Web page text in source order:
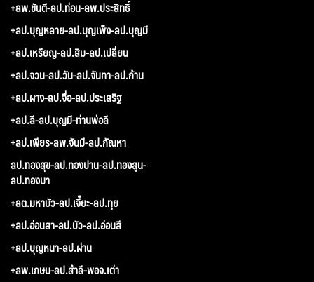
+ลพ.ขันตี-ลป.ท่อน-ลพ.ประสิทธิ์
+ลป.บุญหลาย-ลป.บุญเพ็ง-ลป.บุญมี
+ลป.เหรียญ-ลป.สิม-ลป.เปลี่ยน
+ลป.จวน-ลป.วัน-ลป.จันทา-ลป.ก้าน
+ลป.ผาง-ลป.จื่อ-ลป.ประเสริฐ
+ลป.ลี-ลป.บุญมี-ท่านพ่อลี
+ลป.เพียร-ลพ.จันมี-ลป.กัณหา
ลป.ทองสุข-ลป.ทองปาน-ลป.ทองสูน-
ลป.ทองมา
+ลต.มหาบัว-ลป.เจี๊ยะ-ลป.ทุย
+ลป.อ่อนสา-ลป.บัว-ลป.อ่อนสี
+ลป.บุญหนา-ลป.ผ่าน
+ลพ.เกษม-ลป.สำลี-พอจ.เต่า